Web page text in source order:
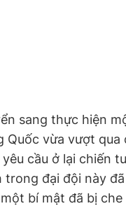
sang thực hiện
vừa vượt qua
cầu ở lại chiến
đại đội này
bí mật đã bị che